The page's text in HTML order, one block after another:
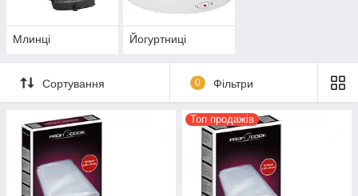
Млинці Йогуртниці
Сортування 0 Фільтри
Топ продажів